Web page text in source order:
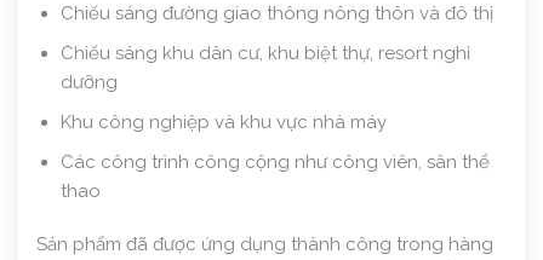
Chiếu sáng đường giao thông nông thôn và đô thị
Chiếu sáng khu dân cư, khu biệt thự, resort nghỉ
dưỡng
Khu công nghiệp và khu vực nhà máy
Các công trình công cộng như công viên, sân thể
thao
Sản phẩm đã được ứng dụng thành công trong hàng